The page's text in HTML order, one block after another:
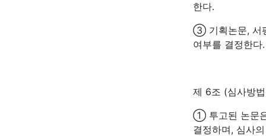
한다.
③ 기획논문, 서
여부를 결정한다.
제 6조 (심사방
① 투고된 논문
결정하며, 심사